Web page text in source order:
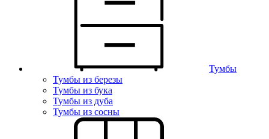
Тумбы
Тумбы из березы
Тумбы из бука
Тумбы из дуба
Тумбы из сосны